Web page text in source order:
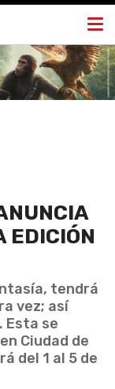
EDICIÓN
tendrá
vez; así
Esta se
Ciudad de
del 1 al 5 de